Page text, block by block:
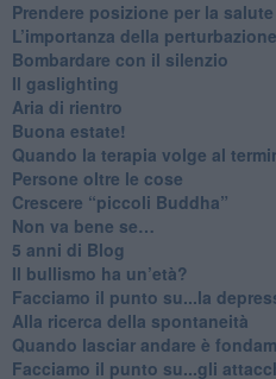
Prendere posizione per la
L’importanza della perturbazione
​Bombardare con il silenzio
Il gaslighting
Aria di rientro
Buona estate!
​Quando la terapia volge al
​Persone oltre le cose
​Crescere “piccoli Buddha”
Non va bene se…
​5 anni di Blog
​Il bullismo ha un’età?
Facciamo il punto su...la
​Alla ricerca della spontaneità
​Quando lasciar andare è
Facciamo il punto su...gli